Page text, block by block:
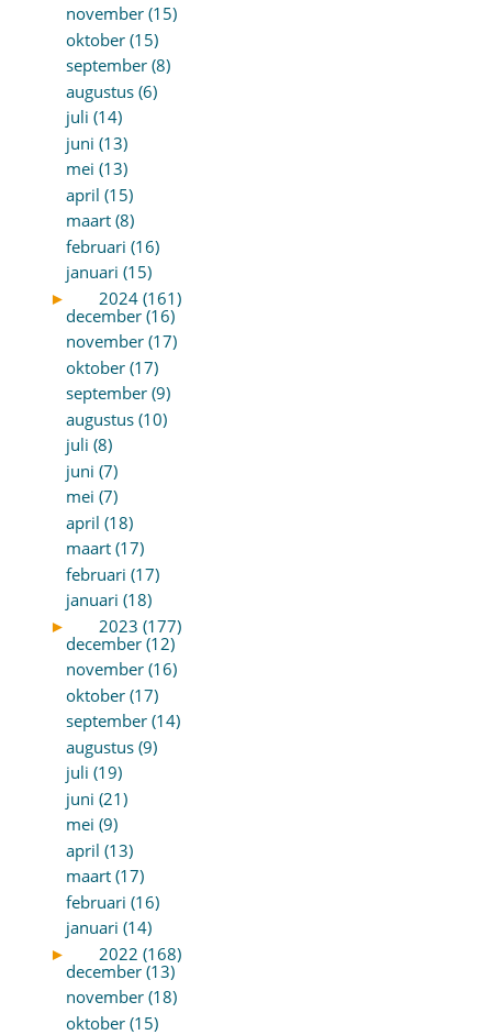
november (15)
oktober (15)
september (8)
augustus (6)
juli (14)
juni (13)
mei (13)
april (15)
maart (8)
februari (16)
januari (15)
►
2024 (161)
december (16)
november (17)
oktober (17)
september (9)
augustus (10)
juli (8)
juni (7)
mei (7)
april (18)
maart (17)
februari (17)
januari (18)
►
2023 (177)
december (12)
november (16)
oktober (17)
september (14)
augustus (9)
juli (19)
juni (21)
mei (9)
april (13)
maart (17)
februari (16)
januari (14)
►
2022 (168)
december (13)
november (18)
oktober (15)